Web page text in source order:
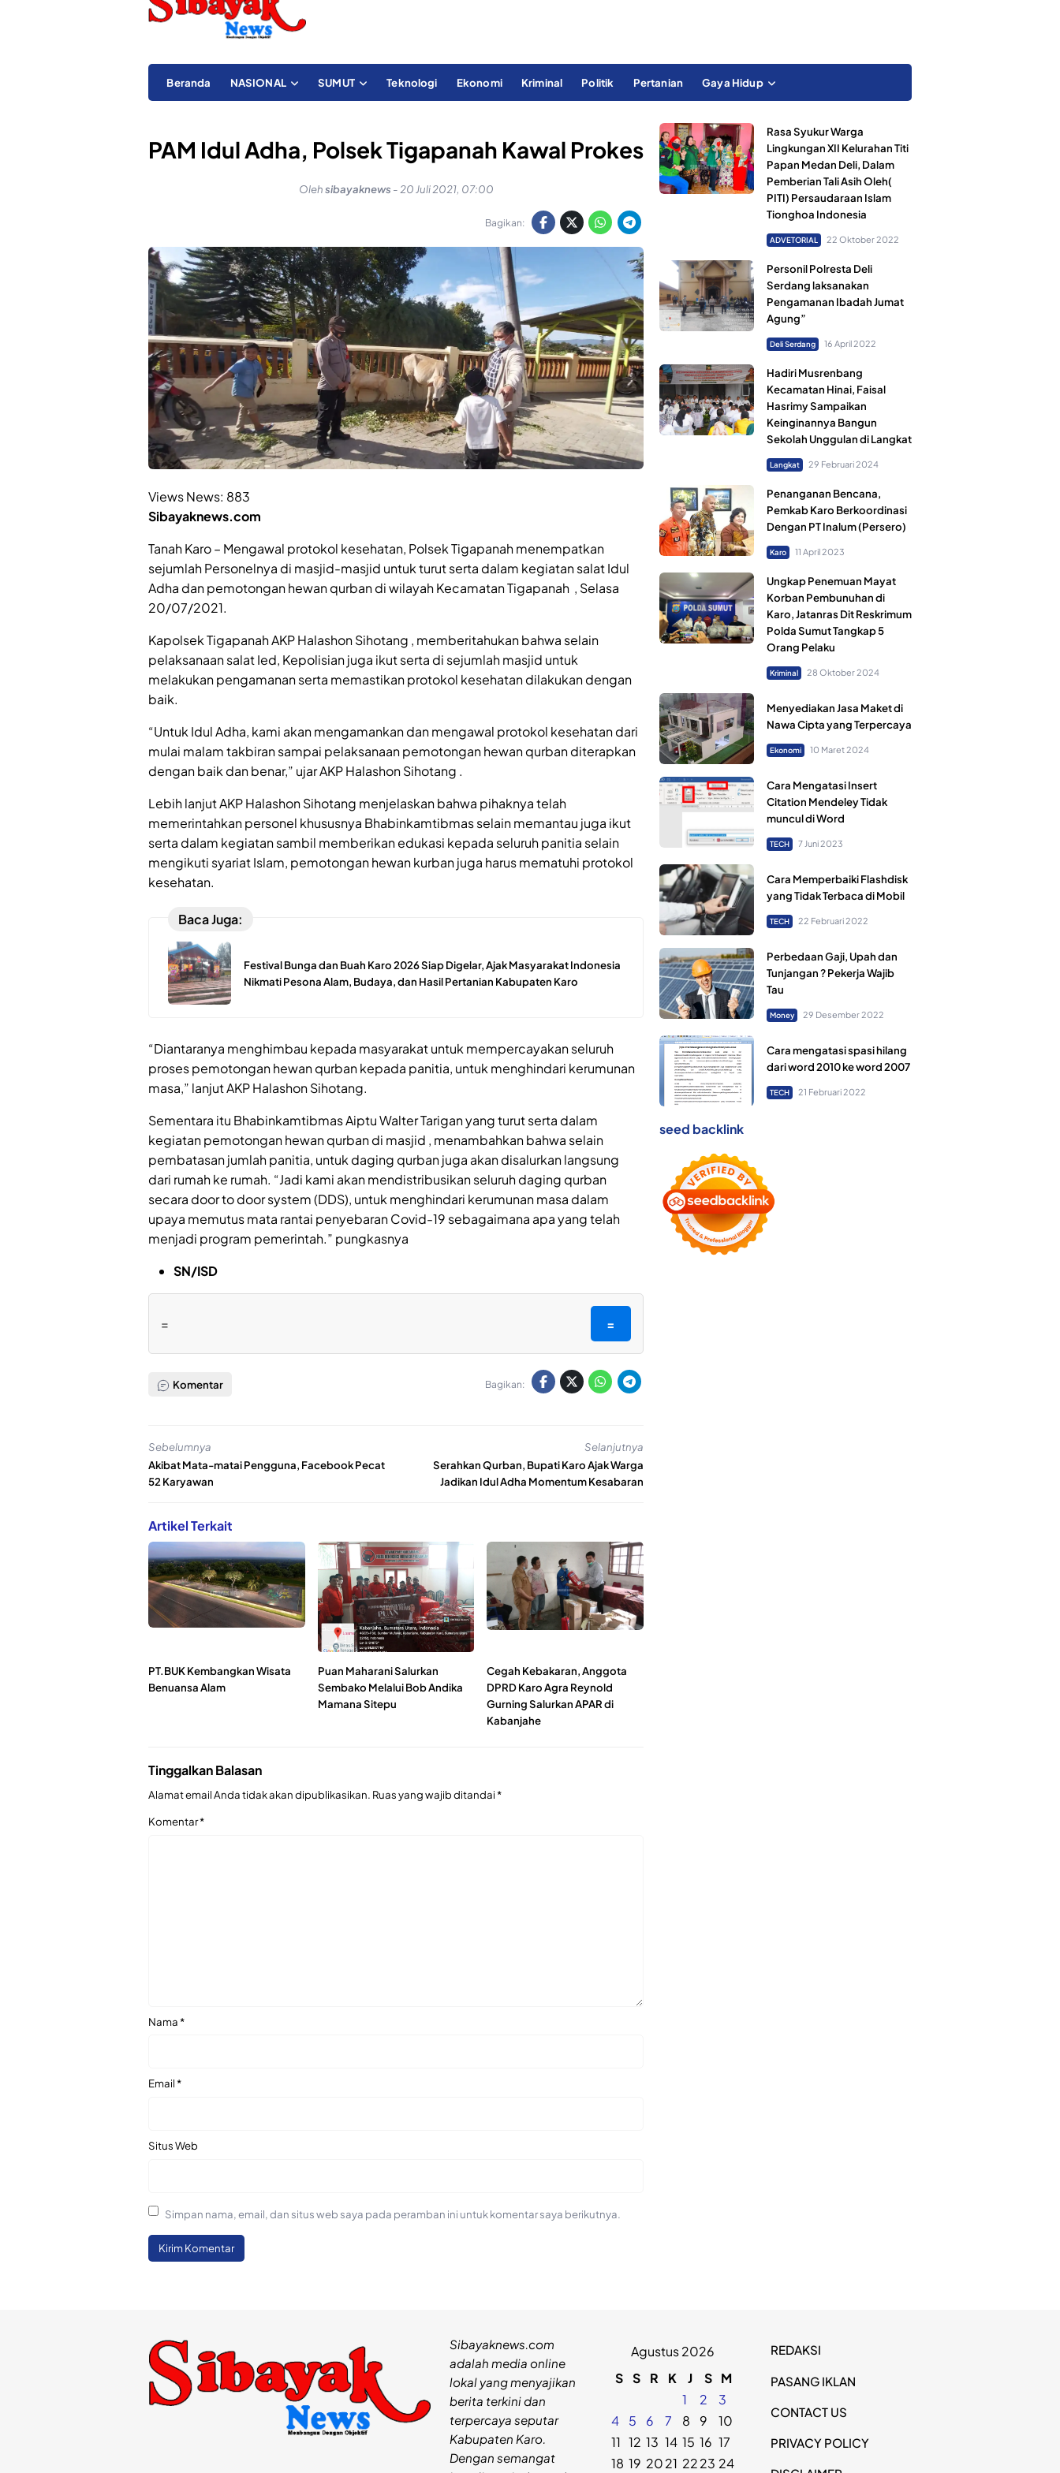
Beranda NASIONAL SUMUT Teknologi Ekonomi Kriminal Politik Pertanian Gaya Hidup
PAM Idul Adha, Polsek Tigapanah Kawal Prokes
Olehsibayaknews - 20 Juli 2021, 07:00
Bagikan:
Views News: 883
Sibayaknews.com
Tanah Karo – Mengawal protokol kesehatan, Polsek Tigapanah menempatkan
sejumlah Personelnya di masjid-masjid untuk turut serta dalam kegiatan salat Idul
Adha dan pemotongan hewan qurban di wilayah Kecamatan Tigapanah , Selasa
20/07/2021.
Kapolsek Tigapanah AKP Halashon Sihotang , memberitahukan bahwa selain
pelaksanaan salat Ied, Kepolisian juga ikut serta di sejumlah masjid untuk
melakukan pengamanan serta memastikan protokol kesehatan dilakukan dengan
baik.
“Untuk Idul Adha, kami akan mengamankan dan mengawal protokol kesehatan dari
mulai malam takbiran sampai pelaksanaan pemotongan hewan qurban diterapkan
dengan baik dan benar,” ujar AKP Halashon Sihotang .
Lebih lanjut AKP Halashon Sihotang menjelaskan bahwa pihaknya telah
memerintahkan personel khususnya Bhabinkamtibmas selain memantau juga ikut
serta dalam kegiatan sambil memberikan edukasi kepada seluruh panitia selain
mengikuti syariat Islam, pemotongan hewan kurban juga harus mematuhi protokol
kesehatan.
Baca Juga:
Festival Bunga dan Buah Karo 2026 Siap Digelar, Ajak Masyarakat Indonesia
Nikmati Pesona Alam, Budaya, dan Hasil Pertanian Kabupaten Karo
“Diantaranya menghimbau kepada masyarakat untuk mempercayakan seluruh
proses pemotongan hewan qurban kepada panitia, untuk menghindari kerumunan
masa,” lanjut AKP Halashon Sihotang.
Sementara itu Bhabinkamtibmas Aiptu Walter Tarigan yang turut serta dalam
kegiatan pemotongan hewan qurban di masjid , menambahkan bahwa selain
pembatasan jumlah panitia, untuk daging qurban juga akan disalurkan langsung
dari rumah ke rumah. “Jadi kami akan mendistribusikan seluruh daging qurban
secara door to door system (DDS), untuk menghindari kerumunan masa dalam
upaya memutus mata rantai penyebaran Covid-19 sebagaimana apa yang telah
menjadi program pemerintah.” pungkasnya
SN/ISD
= =
Komentar Bagikan:
Sebelumnya
Akibat Mata-matai Pengguna, Facebook Pecat
52 Karyawan
Selanjutnya
Serahkan Qurban, Bupati Karo Ajak Warga
Jadikan Idul Adha Momentum Kesabaran
Artikel Terkait
PT.BUK Kembangkan Wisata
Benuansa Alam
Puan Maharani Salurkan
Sembako Melalui Bob Andika
Mamana Sitepu
Cegah Kebakaran, Anggota
DPRD Karo Agra Reynold
Gurning Salurkan APAR di
Kabanjahe
Tinggalkan Balasan
Alamat email Anda tidak akan dipublikasikan. Ruas yang wajib ditandai*
Komentar*
Nama*
Email*
Situs Web
Simpan nama, email, dan situs web saya pada peramban ini untuk komentar saya berikutnya.
Rasa Syukur Warga
Lingkungan XII Kelurahan Titi
Papan Medan Deli, Dalam
Pemberian Tali Asih Oleh(
PITI) Persaudaraan Islam
Tionghoa Indonesia
ADVETORIAL 22 Oktober 2022
Personil Polresta Deli
Serdang laksanakan
Pengamanan Ibadah Jumat
Agung”
Deli Serdang 16 April 2022
Hadiri Musrenbang
Kecamatan Hinai, Faisal
Hasrimy Sampaikan
Keinginannya Bangun
Sekolah Unggulan di Langkat
Langkat 29 Februari 2024
Penanganan Bencana,
Pemkab Karo Berkoordinasi
Dengan PT Inalum (Persero)
Karo 11 April 2023
Ungkap Penemuan Mayat
Korban Pembunuhan di
Karo, Jatanras Dit Reskrimum
Polda Sumut Tangkap 5
Orang Pelaku
Kriminal 28 Oktober 2024
Menyediakan Jasa Maket di
Nawa Cipta yang Terpercaya
Ekonomi 10 Maret 2024
Cara Mengatasi Insert
Citation Mendeley Tidak
muncul di Word
TECH 7 Juni 2023
Cara Memperbaiki Flashdisk
yang Tidak Terbaca di Mobil
TECH 22 Februari 2022
Perbedaan Gaji, Upah dan
Tunjangan ? Pekerja Wajib
Tau
Money 29 Desember 2022
Cara mengatasi spasi hilang
dari word 2010 ke word 2007
TECH 21 Februari 2022
seed backlink
Sibayaknews.com
adalah media online
lokal yang menyajikan
berita terkini dan
terpercaya seputar
Kabupaten Karo.
Dengan semangat
Agustus 2026
S S R K J S M
1
2
3
4
5 6 7 8 9
10
11 12 13 14 15 16 17
18 19 2021 2223 24
REDAKSI
PASANG IKLAN
CONTACT US
PRIVACY POLICY